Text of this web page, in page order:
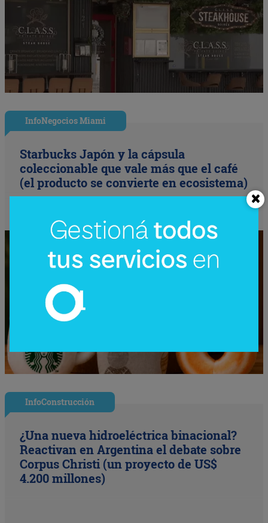
InfoNegocios Miami
Starbucks Japón y la cápsula
coleccionable que vale más que el café
(el producto se convierte en ecosistema)
InfoConstrucción
¿Una nueva hidroeléctrica binacional?
Reactivan en Argentina el debate sobre
Corpus Christi (un proyecto de US$
4.200 millones)